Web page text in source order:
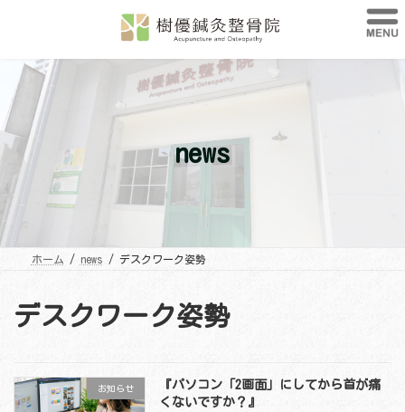
キ
ッ
プ
に
移
動
news
ホーム news デスクワーク姿勢
デスクワーク姿勢
お知らせ
『パソコン「2画面」にしてから首が痛
くないですか？』